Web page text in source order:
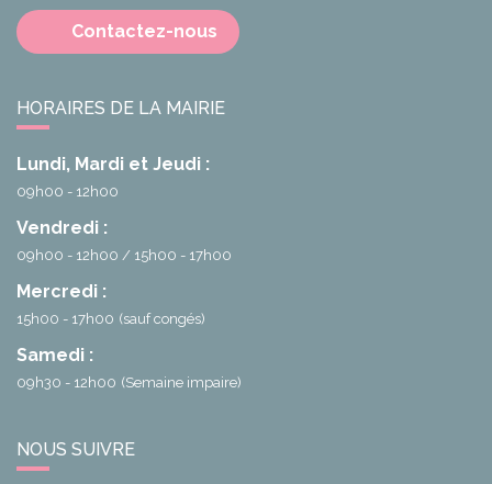
Contactez-nous
HORAIRES DE LA MAIRIE
Lundi, Mardi et Jeudi :
09h00 - 12h00
Vendredi :
09h00 - 12h00 15h00 - 17h00
Mercredi :
15h00 - 17h00 (sauf congés)
Samedi :
09h30 - 12h00 (Semaine impaire)
NOUS SUIVRE